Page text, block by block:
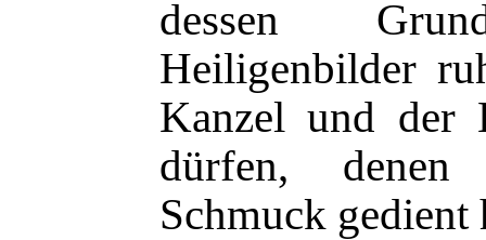
dessen
Heiligenbilder
Kanzel und der
dürfen,
Schmuck gedient